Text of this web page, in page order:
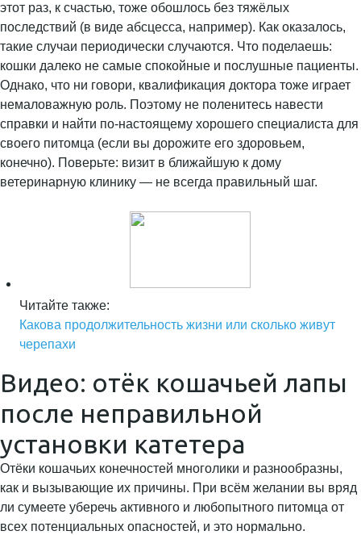
этот раз, к счастью, тоже обошлось без тяжёлых
последствий (в виде абсцесса, например). Как оказалось,
такие случаи периодически случаются. Что поделаешь:
кошки далеко не самые спокойные и послушные пациенты.
Однако, что ни говори, квалификация доктора тоже играет
немаловажную роль. Поэтому не поленитесь навести
справки и найти по-настоящему хорошего специалиста для
своего питомца (если вы дорожите его здоровьем,
конечно). Поверьте: визит в ближайшую к дому
ветеринарную клинику — не всегда правильный шаг.
Читайте также:
Какова продолжительность жизни или сколько живут
черепахи
Видео: отёк кошачьей лапы
после неправильной
установки катетера
Отёки кошачьих конечностей многолики и разнообразны,
как и вызывающие их причины. При всём желании вы вряд
ли сумеете уберечь активного и любопытного питомца от
всех потенциальных опасностей, и это нормально.